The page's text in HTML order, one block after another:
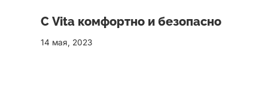
С Vita комфортно и безопасно
14 мая, 2023